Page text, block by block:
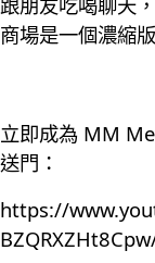
商場是一個濃縮
立即成為 MM
送門：
https://